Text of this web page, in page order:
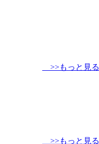
>>もっと見る
>>もっと見る